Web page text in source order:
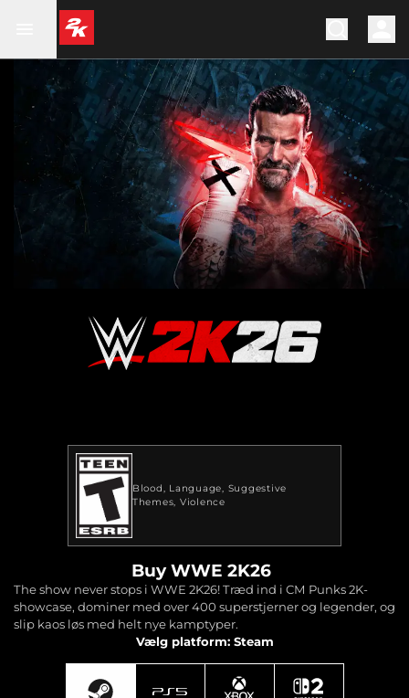
Blood Language Suggestive
Themes Violence
Buy WWE 2K26
The show never stops i WWE 2K26! Træd ind i CM Punks 2K-
showcase, dominer med over 400 superstjerner og legender, og
slip kaos løs med helt nye kamptyper.
Vælg platform: Steam